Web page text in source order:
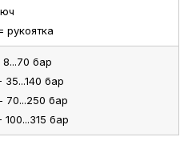
рукоятка
8...70 бар
35...140 бар
- 70...250 бар
100...315 бар